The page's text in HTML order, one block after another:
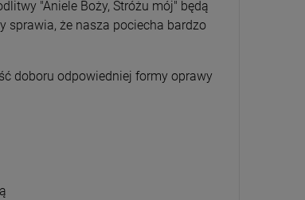
"Aniele Boży, Stróżu mój" będą
sprawia, że nasza pociecha bardzo
doboru odpowiedniej formy oprawy